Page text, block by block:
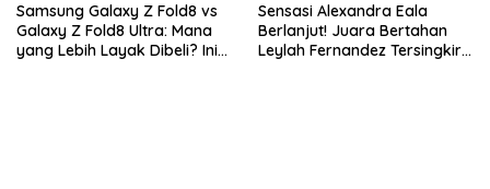
Samsung Galaxy Z Fold8 vs
Galaxy Z Fold8 Ultra: Mana
yang Lebih Layak Dibeli? Ini
Sensasi Alexandra Eala
Berlanjut! Juara Bertahan
Leylah Fernandez Tersingkir